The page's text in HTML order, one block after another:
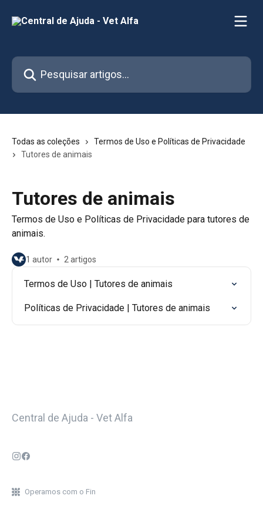
Pesquisar artigos...
Todas as coleções
Termos de Uso e Políticas de Privacidade
Tutores de animais
Tutores de animais
Termos de Uso e Políticas de Privacidade para tutores de
animais.
1 autor 2 artigos
Termos de Uso | Tutores de animais
Políticas de Privacidade | Tutores de animais
Central de Ajuda - Vet Alfa
Operamos com o Fin